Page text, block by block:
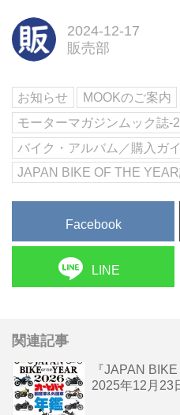
2024-12-17
販売部
お知らせ
MOOKのご案内
モーターマガジンムック誌-
バイク・アルバム／購入ガ
JAPAN BIKE OF THE
Facebook
LINE
関連記事
『JAPAN
2025年12月23